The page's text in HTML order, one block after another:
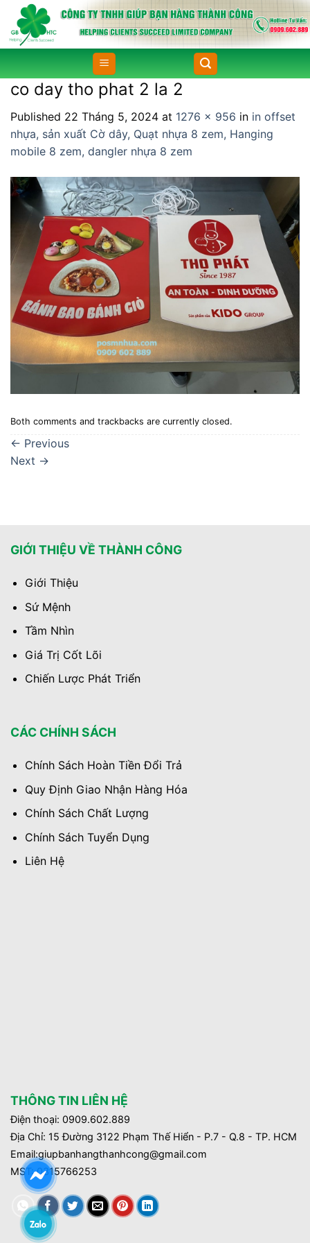
Skip
content
co day tho phat 2 la 2
Published 22 Tháng 5, 2024 at 1276 × 956 in in offset
nhựa, sản xuất Cờ dây, Quạt nhựa 8 zem, Hanging
mobile 8 zem, dangler nhựa 8 zem
Both comments and trackbacks are currently closed.
← Previous
Next →
GIỚI THIỆU VỀ THÀNH CÔNG
Giới Thiệu
Sứ Mệnh
Tầm Nhìn
Giá Trị Cốt Lõi
Chiến Lược Phát Triển
CÁC CHÍNH SÁCH
Chính Sách Hoàn Tiền Đổi Trả
Quy Định Giao Nhận Hàng Hóa
Chính Sách Chất Lượng
Chính Sách Tuyển Dụng
Liên Hệ
THÔNG TIN LIÊN HỆ
Điện thoại: 0909.602.889
Địa Chỉ: 15 Đường 3122 Phạm Thế Hiển - P.7 - Q.8 - TP. HCM
Email:giupbanhangthanhcong@gmail.com
MST:0315766253